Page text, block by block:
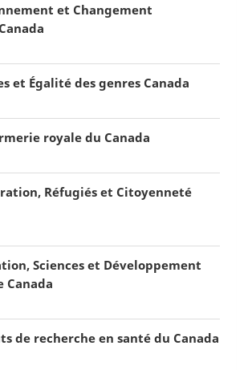
et Changement
et Égalité des genres Canada
royale du Canada
Réfugiés et Citoyenneté
Sciences et Développement
Canada
de recherche en santé du Canada